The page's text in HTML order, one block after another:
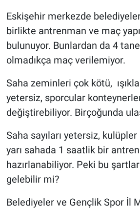
Eskişehir merkezde
birlikte antrenman ve maç
bulunuyor. Bunlardan da 4
olmadıkça maç verilemiyor.
Saha zeminleri çok kötü,
yetersiz, sporcular
değiştirebiliyor. Birçoğunda
Saha sayıları yetersiz,
yarı sahada 1 saatlik bir
hazırlanabiliyor. Peki bu
gelebilir mi?
Belediyeler ve Gençlik Spor İl